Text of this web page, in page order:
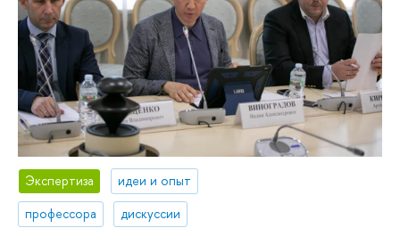
Экспертиза
идеи и опыт
профессора
дискуссии